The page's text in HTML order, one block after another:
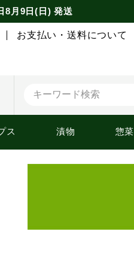
8月9日(日) 発送
お支払い・送料について
ス 漬物 惣菜